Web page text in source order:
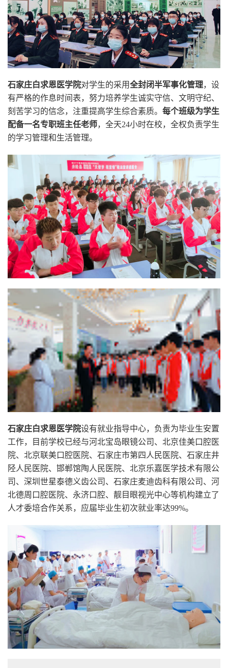
石家庄白求恩医学院对学生的采用全封闭半军事化管理，设
有严格的作息时间表，努力培养学生诚实守信、文明守纪、
刻苦学习的信念，注重提高学生综合素质。 每个班级为学生
配备一名专职班主任老师，全天24小时在校，全权负责学生
的学习管理和生活管理。
石家庄白求恩医学院设有就业指导中心，负责为毕业生安置
工作，目前学校已经与河北宝岛眼镜公司、北京佳美口腔医
院、北京联美口腔医院、石家庄市第四人民医院、石家庄井
陉人民医院、邯郸馆陶人民医院、北京乐嘉医学技术有限公
司、深圳世星泰德义齿公司、石家庄麦迪齿科有限公司、河
北德周口腔医院、永济口腔、靓目眼视光中心等机构建立了
人才委培合作关系，应届毕业生初次就业率达99%。